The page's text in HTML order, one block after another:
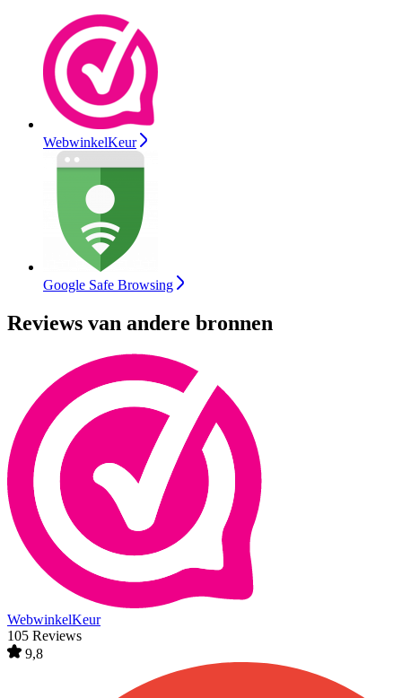
WebwinkelKeur
Google Safe Browsing
Reviews van andere bronnen
WebwinkelKeur
105 Reviews
9,8